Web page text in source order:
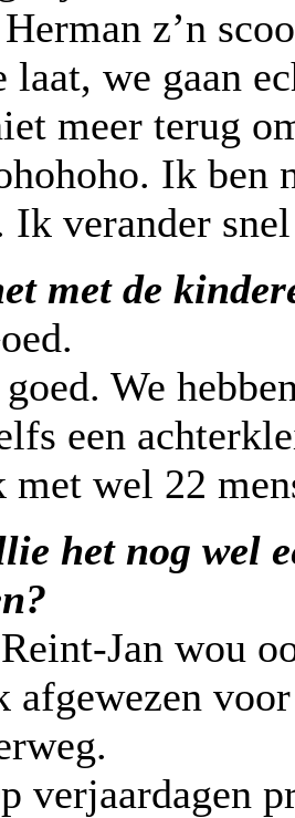
z’n
laat, we gaan
meer terug
Ik ben
verander
met de
We
een
wel 22
het nog wel
Jan wou
afgewezen
verjaardagen